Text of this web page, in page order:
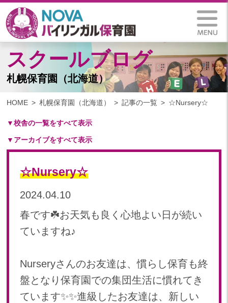
スクールブログ
札幌保育園（北海道）
HOME 札幌保育園（北海道） 記事の一覧 ☆Nursery☆
▼校舎の一覧をすべて表示
札幌保育園（北海道）
仙台八木山保育園（宮城県）
仙台富沢保育園（宮城県）
つくば西平塚保育園(茨城県)
札幌東雁来保育園(北海道)
塩竃後楽町保育園(宮城県)
▼アーカイブをすべて表示
2025年 03月(1)
2024年 09月(19)
2024年 08月(21)
2024年 06月(20)
2024年 05月(21)
2024年 04月(21)
☆Nursery☆
2024.04.10
春です☘️お天気も良く心地よい日が続い
ていますね♪
Nurseryさんのお友達は、慣らし保育も終
盤となり保育園での集団生活に慣れてき
ています✨✨進級したお友達は、新しい